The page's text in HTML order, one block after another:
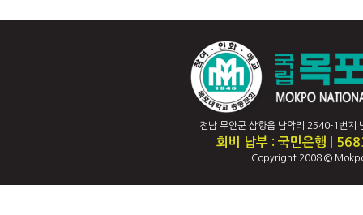
전남 무안군 삼향읍 남악리 2540-1번
회비 납부 : 국민은행 |
Copyright 2008 ©